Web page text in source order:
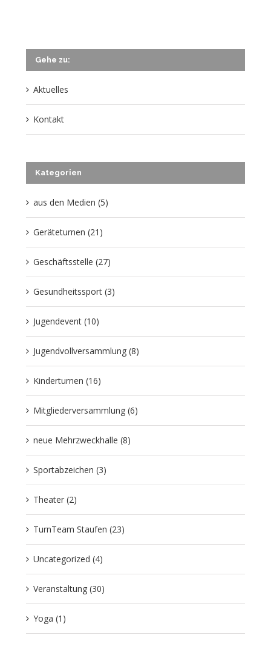
Gehe zu:
Aktuelles
Kontakt
Kategorien
aus den Medien (5)
Geräteturnen (21)
Geschäftsstelle (27)
Gesundheitssport (3)
Jugendevent (10)
Jugendvollversammlung (8)
Kinderturnen (16)
Mitgliederversammlung (6)
neue Mehrzweckhalle (8)
Sportabzeichen (3)
Theater (2)
TurnTeam Staufen (23)
Uncategorized (4)
Veranstaltung (30)
Yoga (1)